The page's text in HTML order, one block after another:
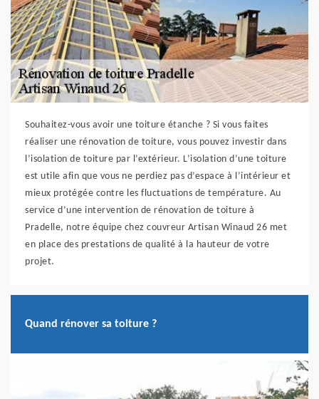
Souhaitez-vous avoir une toiture étanche ? Si vous faites
réaliser une rénovation de toiture, vous pouvez investir dans
l’isolation de toiture par l’extérieur. L’isolation d’une toiture
est utile afin que vous ne perdiez pas d’espace à l’intérieur et
mieux protégée contre les fluctuations de température. Au
service d’une intervention de rénovation de toiture à
Pradelle, notre équipe chez couvreur Artisan Winaud 26 met
en place des prestations de qualité à la hauteur de votre
projet.
Quand rénover sa toiture ?